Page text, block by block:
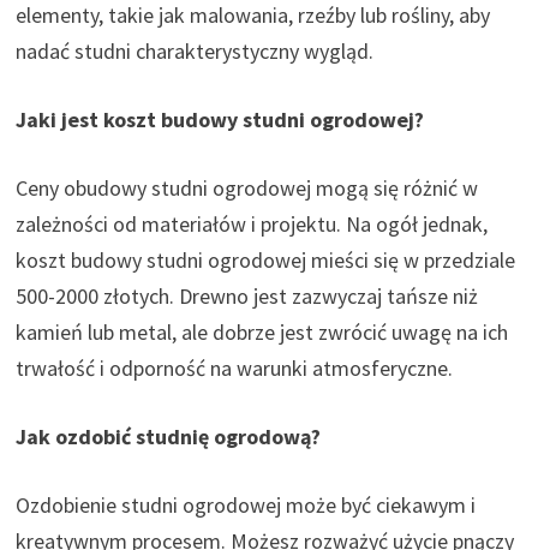
elementy, takie jak malowania, rzeźby lub rośliny, aby
nadać studni charakterystyczny wygląd.
Jaki jest koszt budowy studni ogrodowej?
Ceny obudowy studni ogrodowej mogą się różnić w
zależności od materiałów i projektu. Na ogół jednak,
koszt budowy studni ogrodowej mieści się w przedziale
500-2000 złotych. Drewno jest zazwyczaj tańsze niż
kamień lub metal, ale dobrze jest zwrócić uwagę na ich
trwałość i odporność na warunki atmosferyczne.
Jak ozdobić studnię ogrodową?
Ozdobienie studni ogrodowej może być ciekawym i
kreatywnym procesem. Możesz rozważyć użycie pnączy